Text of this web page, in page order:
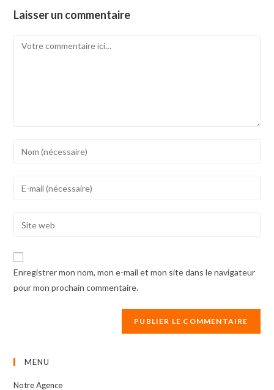
Laisser un commentaire
Comment
to
address
comment
website
URL
Enregistrer mon nom, mon e-mail et mon site dans le navigateur
pour mon prochain commentaire.
MENU
Notre Agence